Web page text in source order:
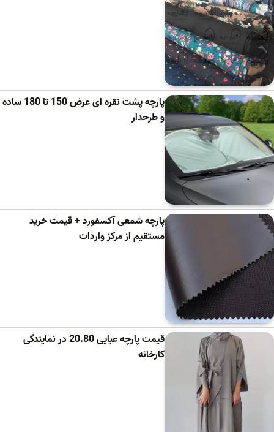
پارچه پشت نقره ای عرض 150 تا 180 ساده
و طرحدار
پارچه شمعی آکسفورد + قیمت خرید
مستقیم از مرکز واردات
قیمت پارچه عبایی 20.80 در نمایندگی
کارخانه